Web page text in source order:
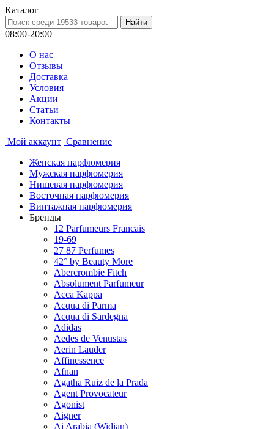
Каталог
08:00-20:00
О нас
Отзывы
Доставка
Условия
Aкции
Статьи
Контакты
Мой аккаунт Сравнение
Женская парфюмерия
Мужская парфюмерия
Нишевая парфюмерия
Восточная парфюмерия
Винтажная парфюмерия
Бренды
12 Parfumeurs Francais
19-69
27 87 Perfumes
42° by Beauty More
Abercrombie Fitch
Absolument Parfumeur
Acca Kappa
Acqua di Parma
Acqua di Sardegna
Adidas
Aedes de Venustas
Aerin Lauder
Affinessence
Afnan
Agatha Ruiz de la Prada
Agent Provocateur
Agonist
Aigner
Aj Arabia (Widian)